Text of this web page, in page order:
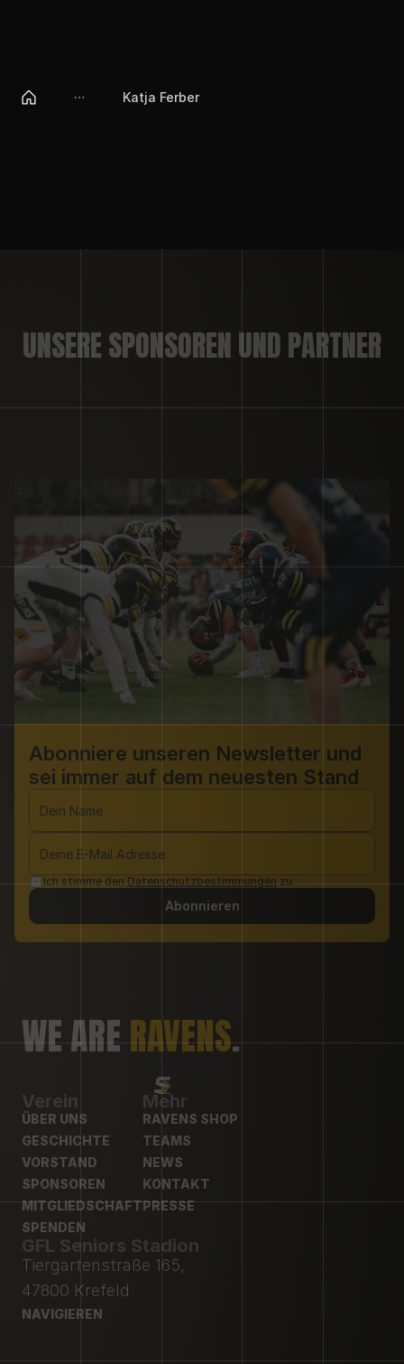
Katja Ferber
UNSERE SPONSOREN UND PARTNER
Abonniere unseren Newsletter und
sei immer auf dem neuesten Stand
Ich stimme den Datenschutzbestimmungen zu.
Abonnieren
WE ARE RAVENS.
Verein
ÜBER UNS
ÜBER UNS
GESCHICHTE
GESCHICHTE
VORSTAND
VORSTAND
SPONSOREN
SPONSOREN
MITGLIEDSCHAFT
MITGLIEDSCHAFT
SPENDEN
SPENDEN
Mehr
RAVENS SHOP
RAVENS SHOP
TEAMS
TEAMS
NEWS
NEWS
KONTAKT
KONTAKT
PRESSE
GFL Seniors Stadion
Tiergartenstraße 165,
47800 Krefeld
NAVIGIEREN